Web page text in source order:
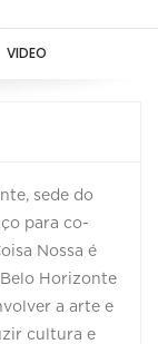
VIDEO
sede do
para co-
Nossa é
Horizonte
a arte e
cultura e